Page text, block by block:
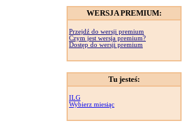
WERSJA PREMIUM:
Przejdź do wersji premium
Czym jest wersja premium?
Dostęp do wersji premium
Tu jesteś:
ILG
Wybierz miesiąc